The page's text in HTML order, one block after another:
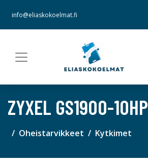
info@eliaskokoelmat.fi
ZYXEL GS1900-10HP
Oheistarvikkeet Kytkimet